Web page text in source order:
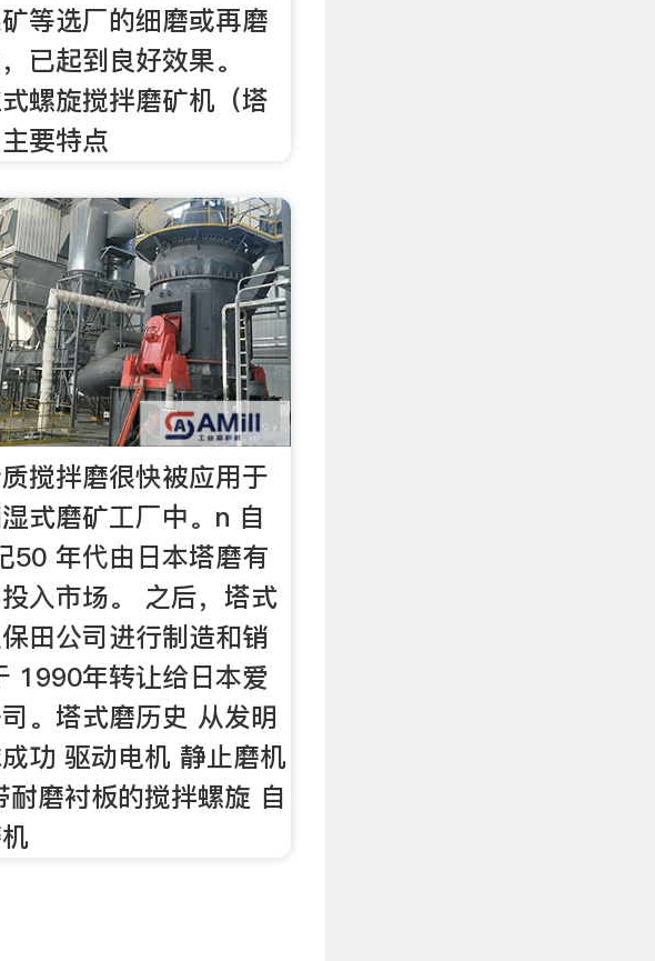
等选厂的细磨或再磨
已起到良好效果。
螺旋搅拌磨矿机（塔
要特点
搅拌磨很快被应用于
式磨矿工厂中。n 自
50 年代由日本塔磨有
入市场。 之后，塔式
田公司进行制造和销
1990年转让给日本爱
。塔式磨历史 从发明
功 驱动电机 静止磨机
耐磨衬板的搅拌螺旋 自